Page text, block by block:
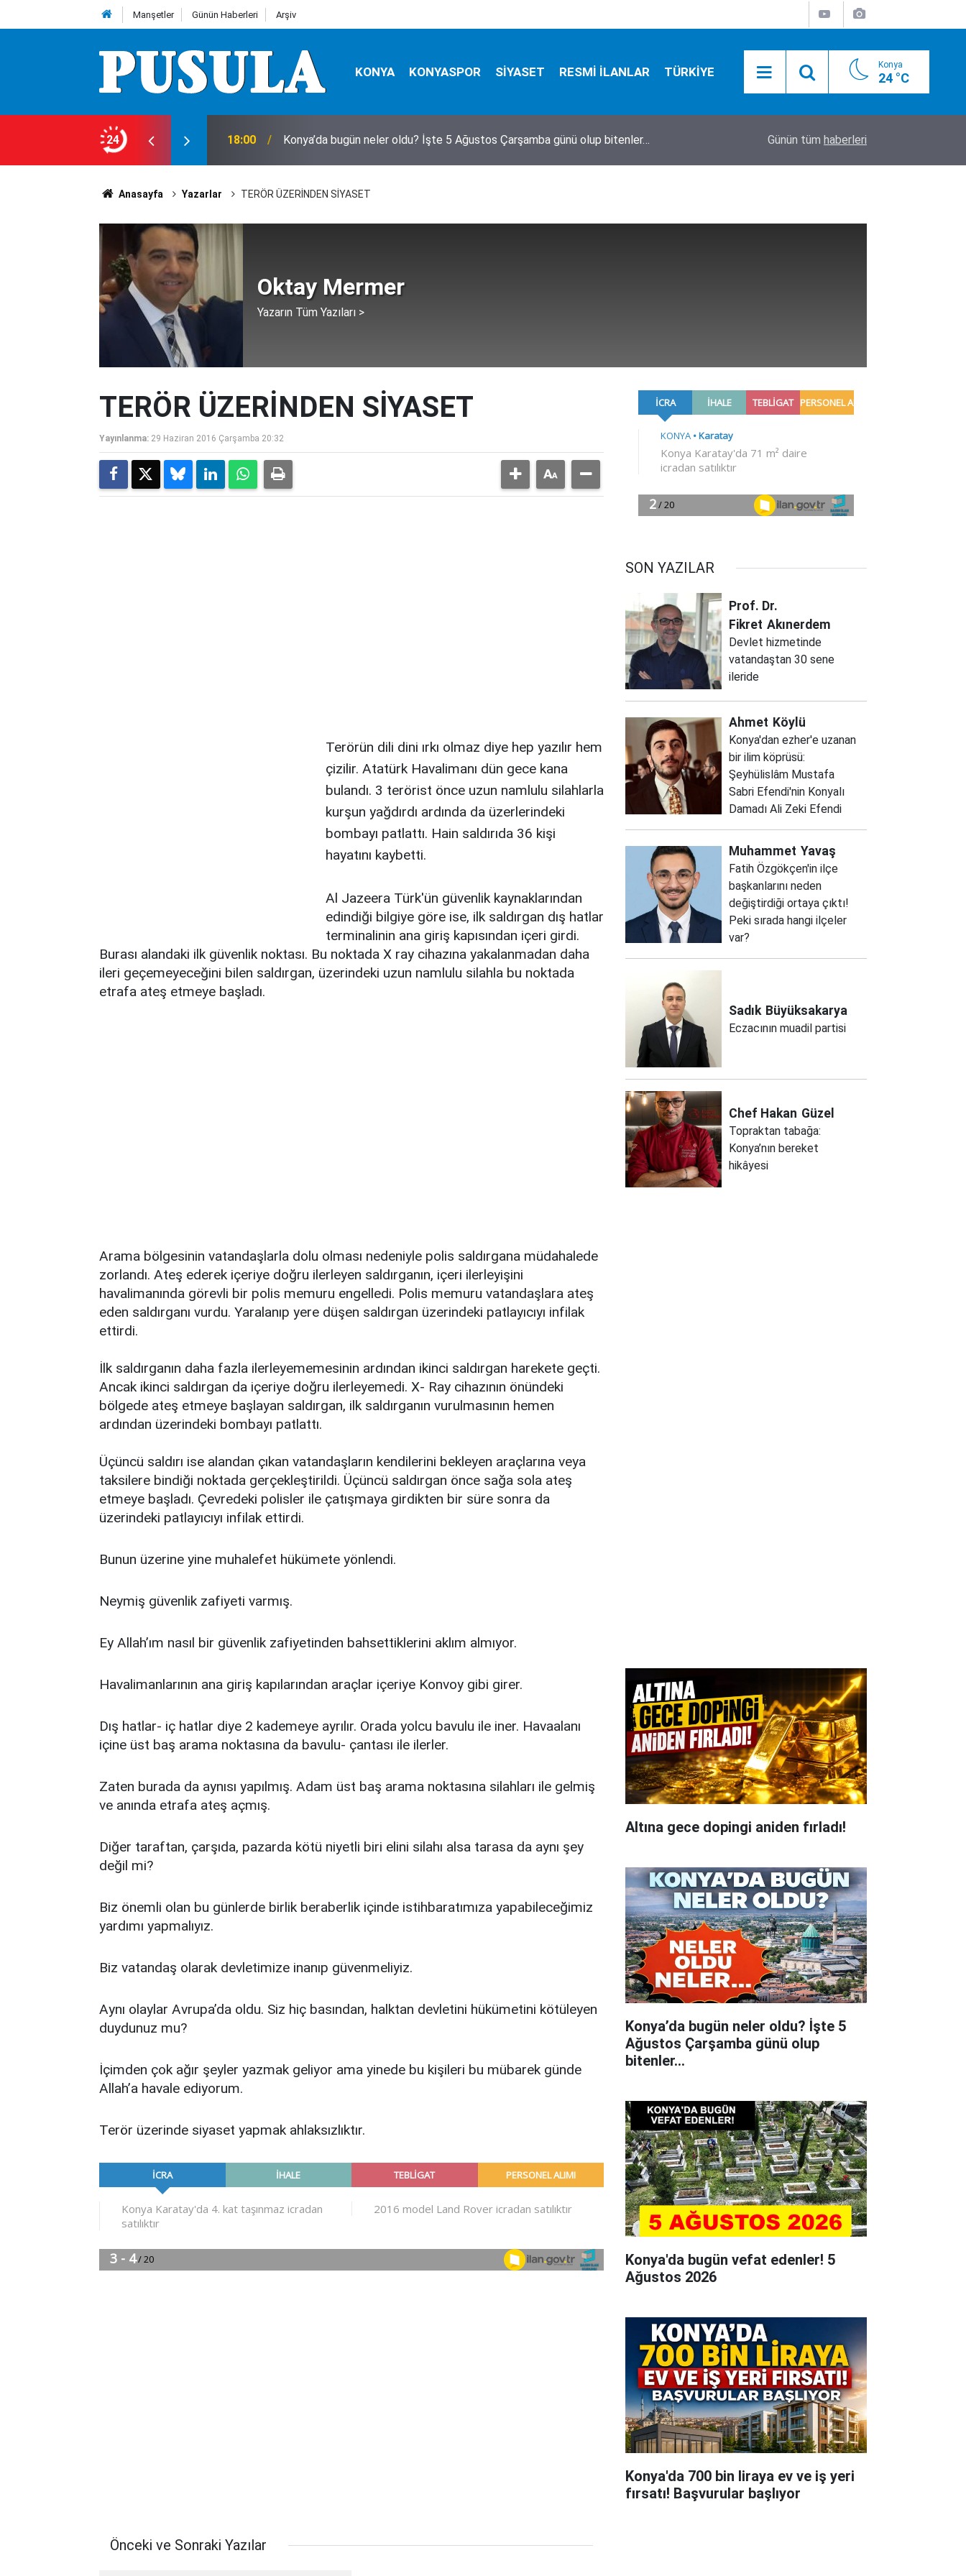
Manşetler Günün Haberleri Arşiv
KONYA KONYASPOR SİYASET RESMİ İLANLAR TÜRKİYE Konya
24 °C
24 18:00 Konya’da bugün neler oldu? İşte 5 Ağustos Çarşamba günü olup bitenler… Üsküdar Belediye Başkanvekili CHP’li Sibel
Günün tüm haberleri
Anasayfa Yazarlar TERÖR ÜZERİNDEN SİYASET
Oktay Mermer
Yazarın Tüm Yazıları >
TERÖR ÜZERİNDEN SİYASET
Yayınlanma: 29 Haziran 2016 Çarşamba 20:32
Terörün dili dini ırkı olmaz diye hep yazılır hem
çizilir. Atatürk Havalimanı dün gece kana
bulandı. 3 terörist önce uzun namlulu silahlarla
kurşun yağdırdı ardında da üzerlerindeki
bombayı patlattı. Hain saldırıda 36 kişi
hayatını kaybetti.
Al Jazeera Türk'ün güvenlik kaynaklarından
edindiği bilgiye göre ise, ilk saldırgan dış hatlar
terminalinin ana giriş kapısından içeri girdi.
Burası alandaki ilk güvenlik noktası. Bu noktada X ray cihazına yakalanmadan daha
ileri geçemeyeceğini bilen saldırgan, üzerindeki uzun namlulu silahla bu noktada
etrafa ateş etmeye başladı.
Arama bölgesinin vatandaşlarla dolu olması nedeniyle polis saldırgana müdahalede
zorlandı. Ateş ederek içeriye doğru ilerleyen saldırganın, içeri ilerleyişini
havalimanında görevli bir polis memuru engelledi. Polis memuru vatandaşlara ateş
eden saldırganı vurdu. Yaralanıp yere düşen saldırgan üzerindeki patlayıcıyı infilak
ettirdi.
İlk saldırganın daha fazla ilerleyememesinin ardından ikinci saldırgan harekete geçti.
Ancak ikinci saldırgan da içeriye doğru ilerleyemedi. X- Ray cihazının önündeki
bölgede ateş etmeye başlayan saldırgan, ilk saldırganın vurulmasının hemen
ardından üzerindeki bombayı patlattı.
Üçüncü saldırı ise alandan çıkan vatandaşların kendilerini bekleyen araçlarına veya
taksilere bindiği noktada gerçekleştirildi. Üçüncü saldırgan önce sağa sola ateş
etmeye başladı. Çevredeki polisler ile çatışmaya girdikten bir süre sonra da
üzerindeki patlayıcıyı infilak ettirdi.
Bunun üzerine yine muhalefet hükümete yönlendi.
Neymiş güvenlik zafiyeti varmış.
Ey Allah’ım nasıl bir güvenlik zafiyetinden bahsettiklerini aklım almıyor.
Havalimanlarının ana giriş kapılarından araçlar içeriye Konvoy gibi girer.
Dış hatlar- iç hatlar diye 2 kademeye ayrılır. Orada yolcu bavulu ile iner. Havaalanı
içine üst baş arama noktasına da bavulu- çantası ile ilerler.
Zaten burada da aynısı yapılmış. Adam üst baş arama noktasına silahları ile gelmiş
ve anında etrafa ateş açmış.
Diğer taraftan, çarşıda, pazarda kötü niyetli biri elini silahı alsa tarasa da aynı şey
değil mi?
Biz önemli olan bu günlerde birlik beraberlik içinde istihbaratımıza yapabileceğimiz
yardımı yapmalıyız.
Biz vatandaş olarak devletimize inanıp güvenmeliyiz.
Aynı olaylar Avrupa’da oldu. Siz hiç basından, halktan devletini hükümetini kötüleyen
duydunuz mu?
İçimden çok ağır şeyler yazmak geliyor ama yinede bu kişileri bu mübarek günde
Allah’a havale ediyorum.
Terör üzerinde siyaset yapmak ahlaksızlıktır.
Önceki ve Sonraki Yazılar
SON YAZILAR
Prof. Dr.
Fikret Akınerdem
Devlet hizmetinde
vatandaştan 30 sene
ileride
Ahmet Köylü
Konya'dan ezher'e uzanan
bir ilim köprüsü:
Şeyhülislâm Mustafa
Sabri Efendi'nin Konyalı
Damadı Ali Zeki Efendi
Muhammet Yavaş
Fatih Özgökçen'in ilçe
başkanlarını neden
değiştirdiği ortaya çıktı!
Peki sırada hangi ilçeler
var?
Sadık Büyüksakarya
Eczacının muadil partisi
Chef Hakan Güzel
Topraktan tabağa:
Konya’nın bereket
hikâyesi
Altına gece dopingi aniden fırladı!
Konya’da bugün neler oldu? İşte 5
Ağustos Çarşamba günü olup
bitenler…
Konya'da bugün vefat edenler! 5
Ağustos 2026
Konya'da 700 bin liraya ev ve iş yeri
fırsatı! Başvurular başlıyor